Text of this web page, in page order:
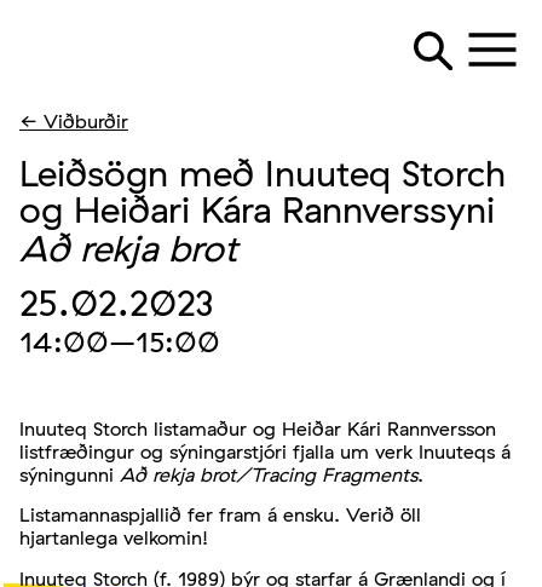
← Viðburðir
Leiðsögn með Inuuteq Storch
og Heiðari Kára Rannverssyni
Að rekja brot
25.02.2023
14:00–15:00
Inuuteq Storch listamaður og Heiðar Kári Rannversson
listfræðingur og sýningarstjóri fjalla um verk Inuuteqs á
sýningunni Að rekja brot/Tracing Fragments.
Listamannaspjallið fer fram á ensku. Verið öll
hjartanlega velkomin!
Inuuteq Storch (f. 1989) býr og starfar á Grænlandi og í